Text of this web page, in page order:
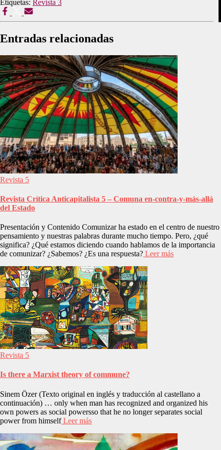
Etiquetas: Revista 3
Entradas relacionadas
Revista 5
Revista Crítica Anticapitalista 5 – Comuna en-contra-y-más-allá
del Estado
Presentación y Contenido Comunizar ha estado en el centro de nuestro
pensamiento y nuestras palabras durante mucho tiempo. Pero, ¿qué
significa? ¿Qué estamos diciendo cuando hablamos de la importancia
de comunizar? ¿Sabemos? ¿Es una respuesta? Leer más
Revista 5
Is there a Marxist theory of commune?
Sinem Özer (Texto original en inglés y traducción al castellano a
continuación) … only when man has recognized and organized his
own powers as social powersso that he no longer separates social
power from himselfLeer más